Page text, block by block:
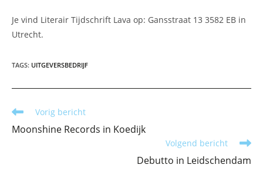
Je vind Literair Tijdschrift Lava op: Gansstraat 13 3582 EB in
Utrecht.
TAGS: UITGEVERSBEDRIJF
Lees
artikelen
Vorig bericht
Moonshine Records in Koedijk
Volgend bericht
Debutto in Leidschendam